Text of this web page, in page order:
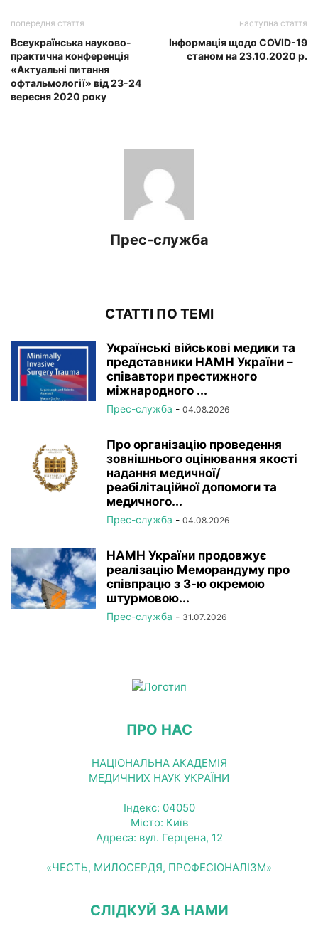
попередня стаття
Всеукраїнська науково-
практична конференція
«Актуальні питання
офтальмології» від 23-24
вересня 2020 року
наступна стаття
Інформація щодо COVID-19
станом на 23.10.2020 р.
Прес-служба
СТАТТІ ПО ТЕМІ
Українські військові медики та
представники НАМН України –
співавтори престижного
міжнародного ...
Прес-служба - 04.08.2026
Про організацію проведення
зовнішнього оцінювання якості
надання медичної/
реабілітаційної допомоги та
медичного...
Прес-служба - 04.08.2026
НАМН України продовжує
реалізацію Меморандуму про
співпрацю з 3-ю окремою
штурмовою...
Прес-служба - 31.07.2026
ПРО НАС
НАЦІОНАЛЬНА АКАДЕМІЯ
МЕДИЧНИХ НАУК УКРАЇНИ
Індекс: 04050
Місто: Київ
Адреса: вул. Герцена, 12
«ЧЕСТЬ, МИЛОСЕРДЯ, ПРОФЕСІОНАЛІЗМ»
СЛІДКУЙ ЗА НАМИ